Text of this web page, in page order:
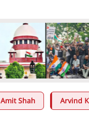
Amit Shah Arvind